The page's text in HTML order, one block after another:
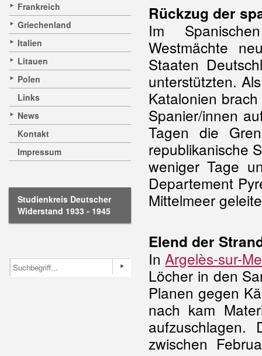
Frankreich
Griechenland
Italien
Litauen
Polen
Links
News
Kontakt
Impressum
Studienkreis Deutscher
Widerstand 1933 - 1945
Rückzug der
Im
Westmächte
Staaten
unterstützten.
Katalonien
Spanier/innen
Tagen die
republikanische
weniger Tage
Departement
Mittelmeer
Elend der
InArgelès-sur-
Löcher in den
Planen gegen
nach kam
aufzuschlagen.
zwischen